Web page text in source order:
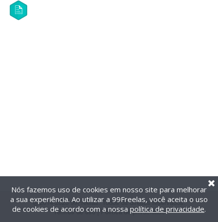
@2014-2026 99Freelas. Todos os direitos reservados.
Termos de uso| Política de privacidade
Nós fazemos uso de cookies em nosso site para melhorar
a sua experiência. Ao utilizar a 99Freelas, você aceita o uso
de cookies de acordo com a nossa política de privacidade.